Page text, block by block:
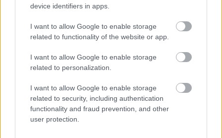
device identifiers in apps.
I want to allow Google to enable storage
related to functionality of the website or app.
I want to allow Google to enable storage
related to personalization.
I want to allow Google to enable storage
related to security, including authentication
functionality and fraud prevention, and other
user protection.
21 órája
McLarennél, nem borítaná fel Verstappenért